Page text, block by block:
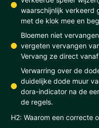
waarschijnlijk verkeerd
met de klok mee en
Bloemen niet
vergeten vervangen
Vervang ze direct
Verwarring over de
duidelijke dode muur
dora-indicator na de
de regels.
H2: Waarom een correcte